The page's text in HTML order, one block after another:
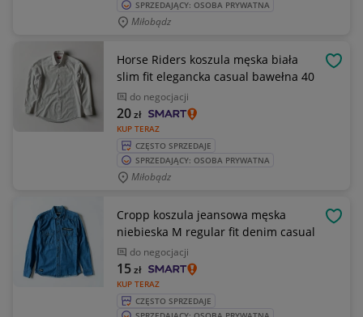
SPRZEDAJĄCY: OSOBA PRYWATNA
Miłobądz
Horse Riders koszula męska biała
slim fit elegancka casual bawełna 40
do negocjacji
KUP TERAZ
20zł
CZĘSTO SPRZEDAJE
SPRZEDAJĄCY: OSOBA PRYWATNA
Miłobądz
Cropp koszula jeansowa męska
niebieska M regular fit denim casual
do negocjacji
KUP TERAZ
15zł
CZĘSTO SPRZEDAJE